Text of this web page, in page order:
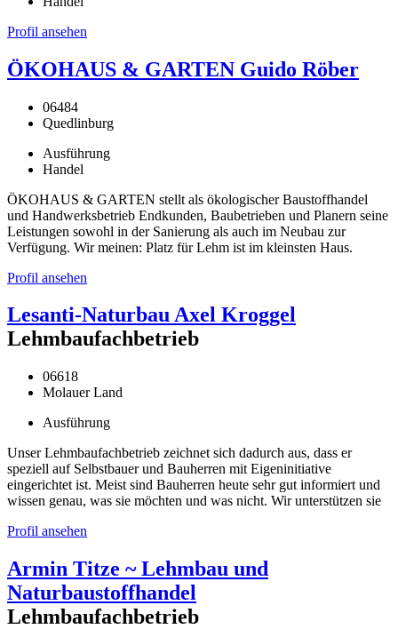
Profil ansehen
ÖKOHAUS & GARTEN Guido Röber
06484
Quedlinburg
Ausführung
Handel
ÖKOHAUS & GARTEN stellt als ökologischer Baustoffhandel
und Handwerksbetrieb Endkunden, Baubetrieben und Planern seine
Leistungen sowohl in der Sanierung als auch im Neubau zur
Verfügung. Wir meinen: Platz für Lehm ist im kleinsten Haus.
Profil ansehen
Lesanti-Naturbau Axel Kroggel
Lehmbaufachbetrieb
06618
Molauer Land
Ausführung
Unser Lehmbaufachbetrieb zeichnet sich dadurch aus, dass er
speziell auf Selbstbauer und Bauherren mit Eigeninitiative
eingerichtet ist. Meist sind Bauherren heute sehr gut informiert und
wissen genau, was sie möchten und was nicht. Wir unterstützen sie
Profil ansehen
Armin Titze ~ Lehmbau und
Naturbaustoffhandel
Lehmbaufachbetrieb